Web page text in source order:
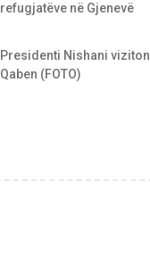
refugjatëve në Gjenevë
Presidenti Nishani viziton
Qaben (FOTO)